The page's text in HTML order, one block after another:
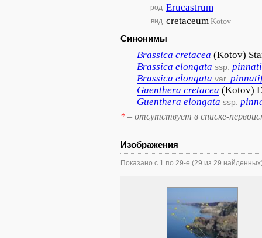
род Erucastrum
вид cretaceumKotov
Синонимы
Brassica cretacea (Kotov)
Brassica elongata ssp.
Brassica elongata var.
Guenthera cretacea (Kotov)
Guenthera elongata ssp.
* – отсутствует в списке-
Изображения
Показано с 1 по 29-е (29 из 29